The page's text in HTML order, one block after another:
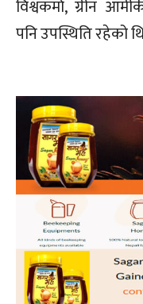
विश्वकर्मा, ग्रीन
पनि उपस्थिति रहेको